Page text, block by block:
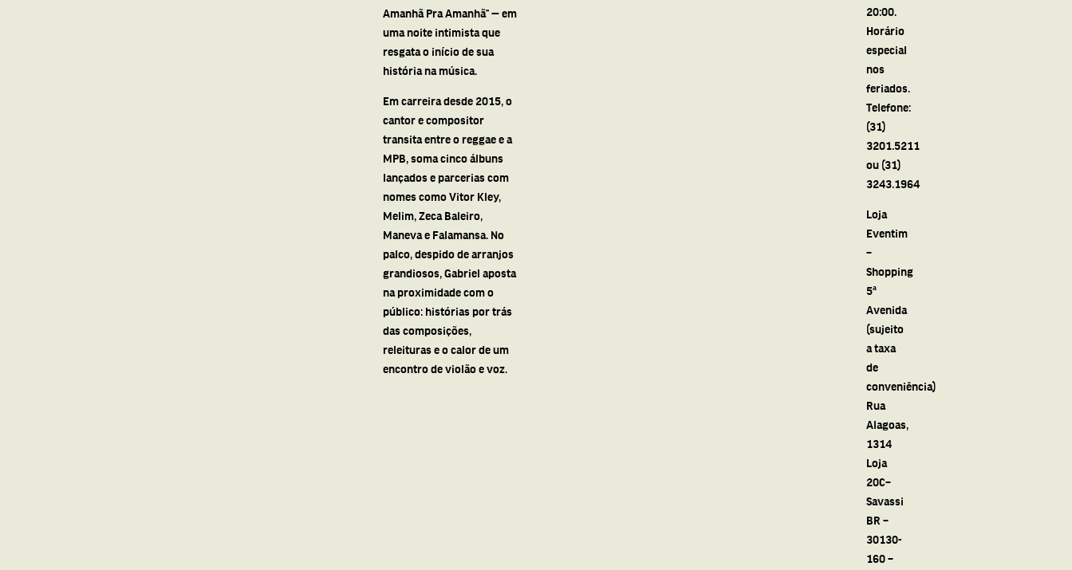
Amanhã Pra Amanhã” — em
uma noite intimista que
resgata o início de sua
história na música.
Em carreira desde 2015, o
cantor e compositor
transita entre o reggae e a
MPB, soma cinco álbuns
lançados e parcerias com
nomes como Vitor Kley,
Melim, Zeca Baleiro,
Maneva e Falamansa. No
palco, despido de arranjos
grandiosos, Gabriel aposta
na proximidade com o
público: histórias por trás
das composições,
releituras e o calor de um
encontro de violão e voz.
20:00.
Horário
especial
nos
feriados.
Telefone:
(31)
3201.5211
ou (31)
3243.1964
Loja
Eventim
–
Shopping
5ª
Avenida
(sujeito
a taxa
de
conveniência)
Rua
Alagoas,
1314
Loja
20C–
Savassi
BR –
30130-
160 –